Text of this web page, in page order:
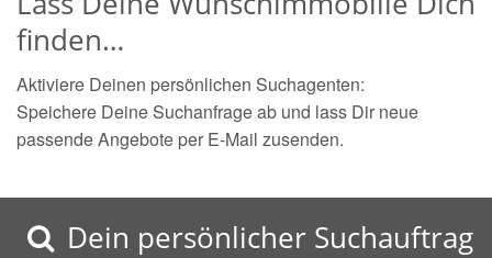
finden…
Aktiviere Deinen persönlichen Suchagenten:
Speichere Deine Suchanfrage ab und lass Dir neue
passende Angebote per E-Mail zusenden.
Dein persönlicher Suchauftrag